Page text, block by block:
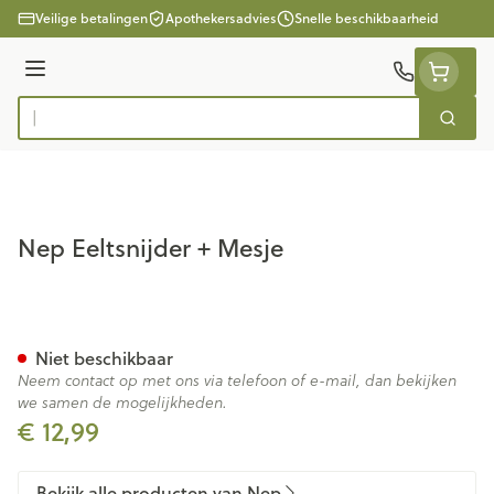
Ga naar de inhoud
Veilige betalingen Apothekersadvies Snelle beschikbaarheid
Menu
Product, merk, categorie...
Zoek
Nep Eeltsnijder + Mesje
€ 12,99
Niet beschikbaar
Neem contact op met ons via telefoon of e-mail, dan bekijken
we samen de mogelijkheden.